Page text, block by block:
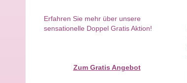
Erfahren Sie mehr über unsere
sensationelle Doppel Gratis Aktion!
Zum Gratis Angebot